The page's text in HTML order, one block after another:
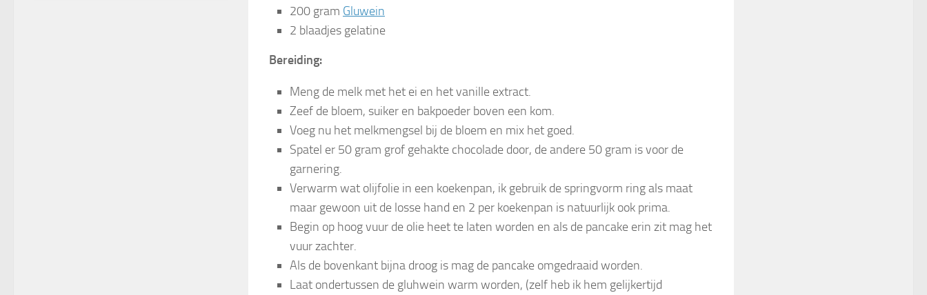
200 gram Gluwein
2 blaadjes gelatine
Bereiding:
Meng de melk met het ei en het vanille extract.
Zeef de bloem, suiker en bakpoeder boven een kom.
Voeg nu het melkmengsel bij de bloem en mix het goed.
Spatel er 50 gram grof gehakte chocolade door, de andere 50 gram is voor de
garnering.
Verwarm wat olijfolie in een koekenpan, ik gebruik de springvorm ring als maat
maar gewoon uit de losse hand en 2 per koekenpan is natuurlijk ook prima.
Begin op hoog vuur de olie heet te laten worden en als de pancake erin zit mag het
vuur zachter.
Als de bovenkant bijna droog is mag de pancake omgedraaid worden.
Laat ondertussen de gluhwein warm worden, (zelf heb ik hem gelijkertijd